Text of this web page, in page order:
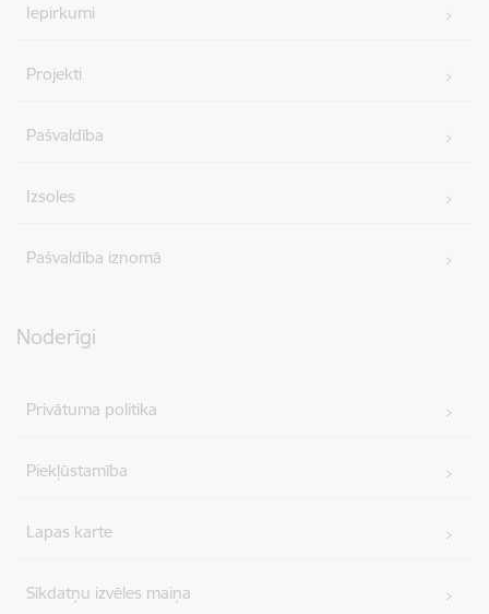
Iepirkumi
Projekti
Pašvaldība
Izsoles
Pašvaldība iznomā
Noderīgi
Privātuma politika
Piekļūstamība
Lapas karte
Sīkdatņu izvēles maiņa